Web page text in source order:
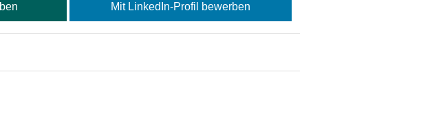
Mit LinkedIn-Profil bewerben